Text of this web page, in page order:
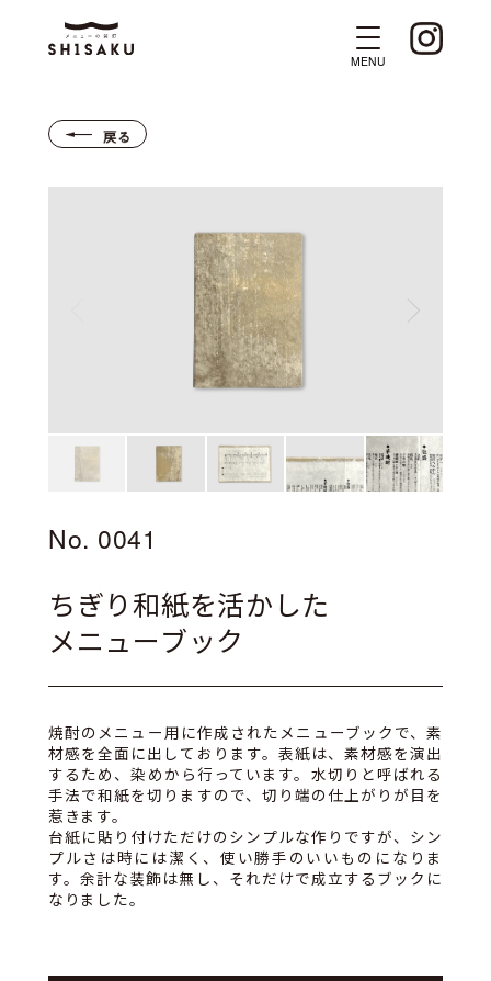
No. 0041
ちぎり和紙を活かした
メニューブック
焼酎のメニュー用に作成されたメニューブックで、素
材感を全面に出しております。表紙は、素材感を演出
するため、染めから行っています。水切りと呼ばれる
手法で和紙を切りますので、切り端の仕上がりが目を
惹きます。
台紙に貼り付けただけのシンプルな作りですが、シン
プルさは時には潔く、使い勝手のいいものになりま
す。余計な装飾は無し、それだけで成立するブックに
なりました。